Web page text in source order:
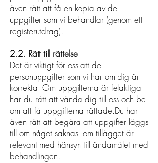
även rätt att få en kopia av de
uppgifter som vi behandlar (genom ett
registerutdrag).
2.2. Rätt till rättelse:
Det är viktigt för oss att de
personuppgifter som vi har om dig är
korrekta. Om uppgifterna är felaktiga
har du rätt att vända dig till oss och be
om att få uppgifterna rättade.Du har
även rätt att begära att uppgifter läggs
till om något saknas, om tillägget är
relevant med hänsyn till ändamålet med
behandlingen.